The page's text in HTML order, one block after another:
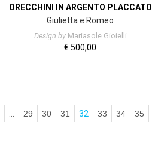
ORECCHINI IN ARGENTO PLACCATO
Giulietta e Romeo
Design byMariasole Gioielli
€ 500,00
29 30 31 32 33 34 35